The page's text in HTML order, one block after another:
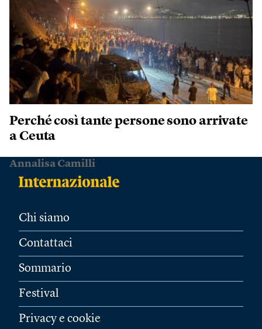
Perché così tante persone sono arrivate
a Ceuta
Annalisa Camilli
Chi siamo
Contattaci
Sommario
Festival
Privacy e cookie